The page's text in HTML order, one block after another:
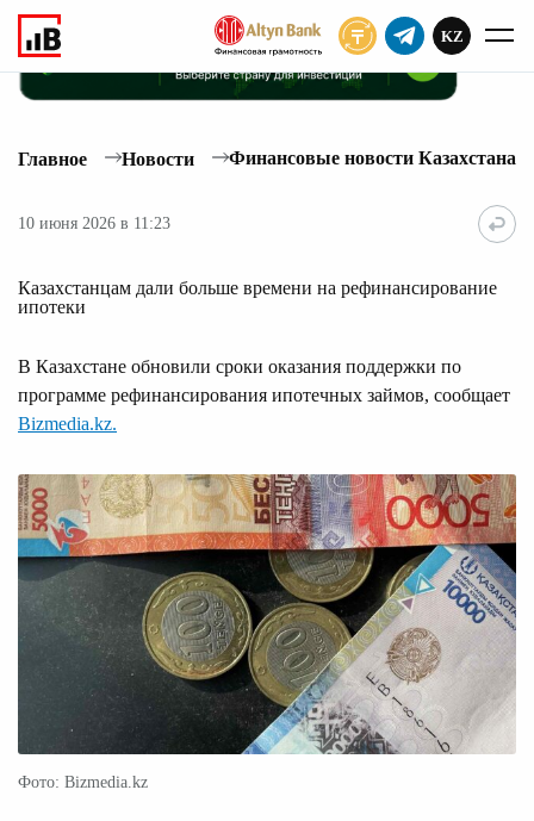
KZ
Главное Новости Финансовые новости Казахстана
10 июня 2026 в 11:23
Казахстанцам дали больше времени на рефинансирование
ипотеки
В Казахстане обновили сроки оказания поддержки по
программе рефинансирования ипотечных займов, сообщает
Bizmedia.kz.
Фото: Bizmedia.kz